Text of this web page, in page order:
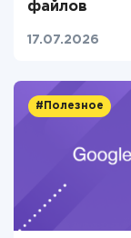
файлов
17.07.2026
#Полезное